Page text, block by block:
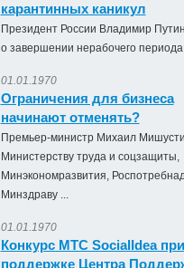
карантинных каникул
Президент России Владимир
о завершении нерабочего периода
01.01.1970
Ограничения для бизнеса
начинают отменять?
Премьер-министр Михаил
Министерству труда и соцзащиты,
Минэкономразвития,
Минздраву ...
01.01.1970
Конкурс МТС SocialIdea при
поддержке Центра